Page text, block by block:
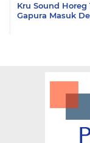
Kru Sound
Gapura Masuk